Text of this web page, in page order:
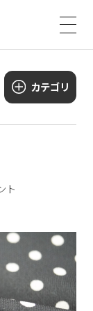
カテゴリ
ト
サ
イ
ト
タ
イ
ト
ニ
ュ
ー
を
開